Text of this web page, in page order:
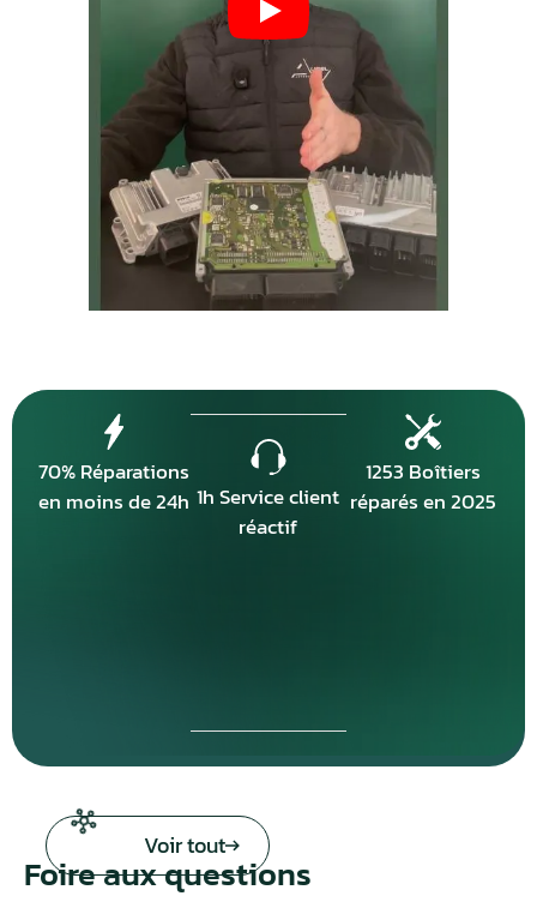
70% Réparations
en moins de 24h 1h Service client
réactif
1253 Boîtiers
réparés en 2025
Voir tout
Foire aux questions